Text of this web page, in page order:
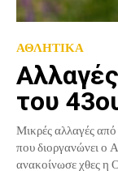
ΑΘΛΗΤΙΚΑ
του
Μικρές αλλαγές
που διοργανώνει ο
ανακοίνωσε χθες η